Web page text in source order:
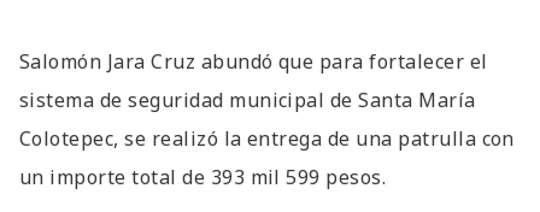
Salomón Jara Cruz abundó que para fortalecer el
sistema de seguridad municipal de Santa María
Colotepec, se realizó la entrega de una patrulla con
un importe total de 393 mil 599 pesos.